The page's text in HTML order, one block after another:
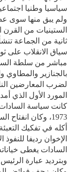
سياسيا وطنيا
ولم يبق منها سوى
الستينيات من
ثانية من الجماعة
سياق الانقلاب على
مباشر من سلطة
بالجنازير والمطاوي
لضرب المعارضين
المورد الأول الذي
كانت سياسة
1973، وكان
أكله في تفكيك
الإخوان رديفا
السادات يغطى
وبترديد عبارة